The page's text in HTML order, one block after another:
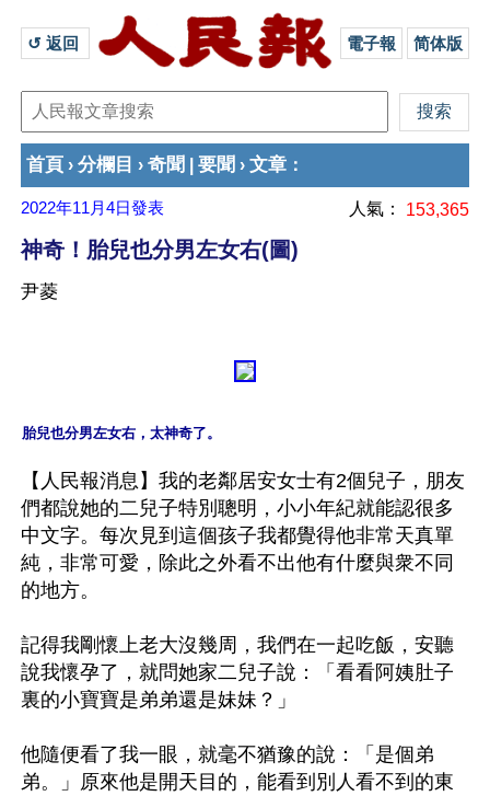
↺ 返回 電子報 简体版
首頁 › 分欄目 › 奇聞 要聞 › 文章 ：
2022年11月4日發表 人氣： 153,365
神奇！胎兒也分男左女右(圖)
尹菱
【人民報消息】我的老鄰居安女士有2個兒子，朋友
們都說她的二兒子特別聰明，小小年紀就能認很多
中文字。每次見到這個孩子我都覺得他非常天真單
純，非常可愛，除此之外看不出他有什麼與衆不同
的地方。
記得我剛懷上老大沒幾周，我們在一起吃飯，安聽
說我懷孕了，就問她家二兒子說：「看看阿姨肚子
裏的小寶寶是弟弟還是妹妹？」
他隨便看了我一眼，就毫不猶豫的說：「是個弟
弟。」原來他是開天目的，能看到別人看不到的東